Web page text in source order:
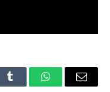
Tumblr WhatsAppEmail